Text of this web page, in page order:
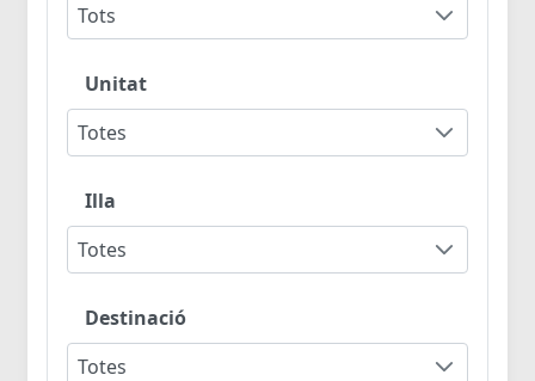
Tots
Unitat
Totes
Illa
Totes
Destinació
Totes